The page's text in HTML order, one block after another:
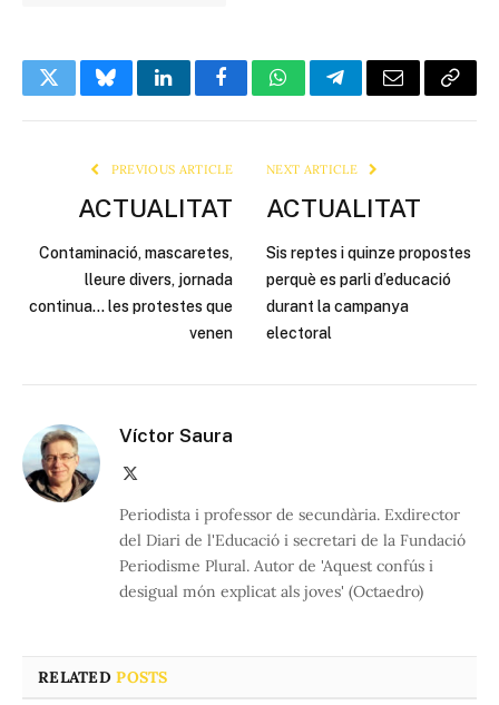
TwitterBlueskyLinkedInFacebookWhatsAppTelegramEmail Copy
PREVIOUS ARTICLE
ACTUALITAT
Contaminació, mascaretes,
lleure divers, jornada
continua… les protestes que
venen
NEXT ARTICLE
ACTUALITAT
Sis reptes i quinze propostes
perquè es parli d’educació
durant la campanya
electoral
Víctor Saura
Periodista i professor de secundària. Exdirector
del Diari de l'Educació i secretari de la Fundació
Periodisme Plural. Autor de 'Aquest confús i
desigual món explicat als joves' (Octaedro)
RELATEDPOSTS